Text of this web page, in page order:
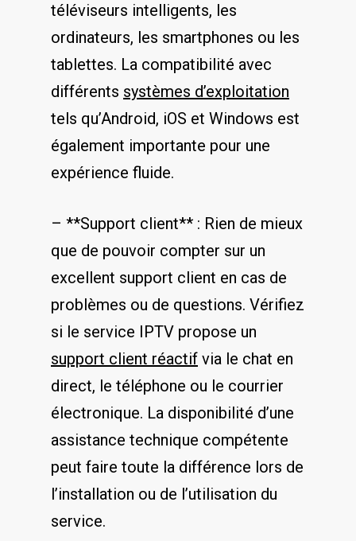
téléviseurs ‍intelligents, ⁢les‍
ordinateurs,​ les‍ smartphones ou ‌les
tablettes. La compatibilité avec
différents systèmes d’exploitation
tels qu’Android, iOS ‍et Windows est
également importante ⁢pour une
⁢expérience fluide.
– **Support client** : ⁤Rien ​de mieux
que de⁤ pouvoir compter sur un
‌excellent support client en cas de
problèmes ou de questions.⁣ Vérifiez
​si⁤ le service‍ IPTV​ propose un
support client réactif via le chat en​
direct, le téléphone ou‍ le ​courrier
électronique.‍ La disponibilité d’une
assistance technique ⁣compétente
peut faire toute ⁣la différence lors de
l’installation ou de l’utilisation du‍
service.